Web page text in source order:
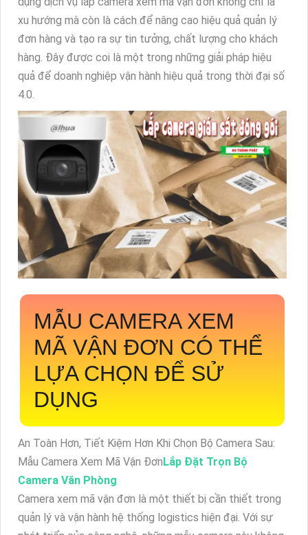
xu hướng mà còn là cách để nâng cao hiệu quả quản lý
đơn hàng và tạo ra sự tin tưởng, chất lượng cho khách
hàng. Đây được coi là một trong những giải pháp hiệu
quả để doanh nghiệp vận hành hiệu quả trong thời đại số
4.0.
MẪU CAMERA XEM
MÃ VẬN ĐƠN CÓ THỂ
LỰA CHỌN ĐỂ SỬ
DỤNG
An Toàn Hơn, Tiết Kiệm Hơn Khi Chọn Bộ Camera Sau:
Mẫu Camera Xem Mã Vận ĐơnLắp Đặt Trọn Bộ
Camera Văn Phòng
Camera xem mã vận đơn là một thiết bị cần thiết trong
quản lý và vận hành hệ thống logistics hiện đại. Với sự